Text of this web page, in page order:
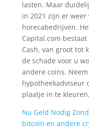
lasten. Maar
in 2021 zijn er
horecabedrijven.
Capital.com
Cash, van groot tot
de schade voor u
andere coins.
hypotheekadviseur
plaatje in te
Nu Geld Nodig
bitcoin en andere